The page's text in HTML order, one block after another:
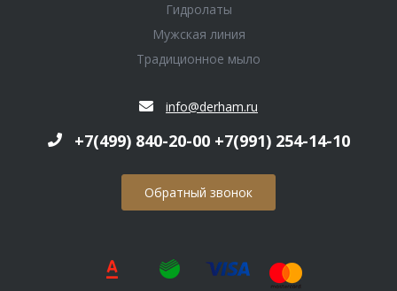
Гидролаты
Мужская линия
Традиционное мыло
info@derham.ru
+7(499) 840-20-00 +7(991) 254-14-10
Обратный звонок